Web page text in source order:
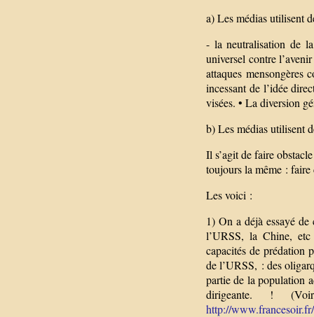
a) Les médias utilisent
- la neutralisation de
universel contre
attaques mensongères
incessant de l’idée
visées. • La diversion
b) Les médias utilisent
Il s’agit de faire
toujours la même : faire
Les voici :
1) On a déjà essayé
l’URSS, la Chine,
capacités de prédation
de l’URSS, : des
partie de la population
dirigeante. !
http://